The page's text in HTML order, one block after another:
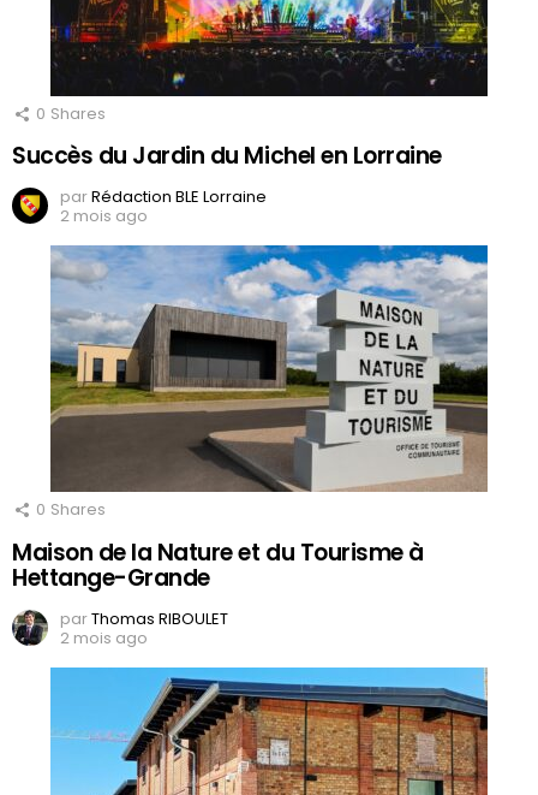
0 Shares
Succès du Jardin du Michel en Lorraine
parRédaction BLE Lorraine
2 mois ago
0 Shares
Maison de la Nature et du Tourisme à
Hettange-Grande
parThomas RIBOULET
2 mois ago